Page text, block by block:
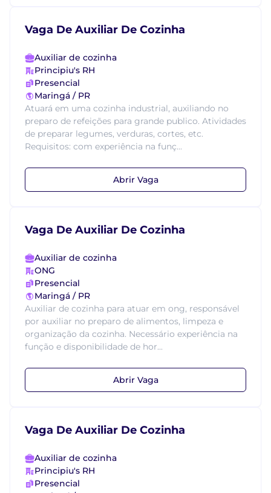
Vaga De Auxiliar De Cozinha
Auxiliar de cozinha
Principiu's RH
Presencial
Maringá / PR
Atuará em uma cozinha industrial, auxiliando no
preparo de refeições para grande publico. Atividades
de preparar legumes, verduras, cortes, etc.
Requisitos: com experiência na funç...
Abrir Vaga
Vaga De Auxiliar De Cozinha
Auxiliar de cozinha
ONG
Presencial
Maringá / PR
Auxiliar de cozinha para atuar em ong, responsável
por auxiliar no preparo de alimentos, limpeza e
organização da cozinha. Necessário experiência na
função e disponibilidade de hor...
Abrir Vaga
Vaga De Auxiliar De Cozinha
Auxiliar de cozinha
Principiu's RH
Presencial